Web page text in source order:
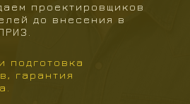
проектировщиков
до внесения в
подготовка
гарантия